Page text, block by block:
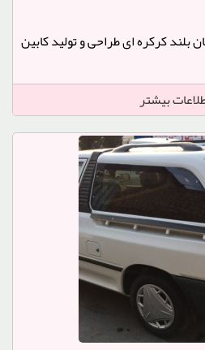
بلند کرکره ای طراحی و تولید کابین
بیشتر